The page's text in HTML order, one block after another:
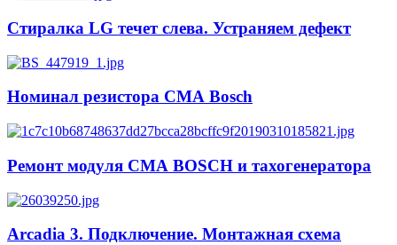
Стиралка LG течет слева. Устраняем дефект
Номинал резистора СМА Bosch
Ремонт модуля СМА BOSCH и тахогенератора
Arcadia 3. Подключение. Монтажная схема